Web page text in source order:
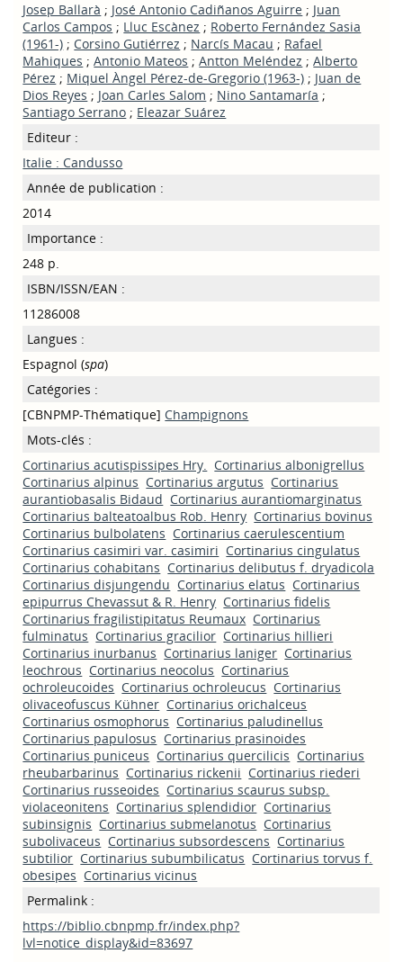
Josep Ballarà ; José Antonio Cadiñanos Aguirre ; Juan
Carlos Campos ; Lluc Escànez ; Roberto Fernández Sasia
(1961-) ; Corsino Gutiérrez ; Narcís Macau ; Rafael
Mahiques ;Antonio Mateos ;Antton Meléndez ;Alberto
Pérez ; Miquel Àngel Pérez-de-Gregorio (1963-) ; Juan de
Dios Reyes ; Joan Carles Salom ; Nino Santamaría ;
Santiago Serrano ; Eleazar Suárez
Editeur :
Italie : Candusso
Année de publication :
2014
Importance :
248 p.
ISBN/ISSN/EAN :
11286008
Langues :
Espagnol (spa)
Catégories :
[CBNPMP-Thématique] Champignons
Mots-clés :
Cortinarius acutispissipes Hry. Cortinarius albonigrellus
Cortinarius alpinus Cortinarius argutus Cortinarius
aurantiobasalis Bidaud Cortinarius aurantiomarginatus
Cortinarius balteatoalbus Rob. Henry Cortinarius bovinus
Cortinarius bulbolatens Cortinarius caerulescentium
Cortinarius casimiri var. casimiri Cortinarius cingulatus
Cortinarius cohabitans Cortinarius delibutus f. dryadicola
Cortinarius disjungendu Cortinarius elatus Cortinarius
epipurrus Chevassut & R. Henry Cortinarius fidelis
Cortinarius fragilistipitatus Reumaux Cortinarius
fulminatus Cortinarius gracilior Cortinarius hillieri
Cortinarius inurbanus Cortinarius laniger Cortinarius
leochrous Cortinarius neocolus Cortinarius
ochroleucoides Cortinarius ochroleucus Cortinarius
olivaceofuscus Kühner Cortinarius orichalceus
Cortinarius osmophorus Cortinarius paludinellus
Cortinarius papulosus Cortinarius prasinoides
Cortinarius puniceus Cortinarius quercilicis Cortinarius
rheubarbarinus Cortinarius rickenii Cortinarius riederi
Cortinarius russeoides Cortinarius scaurus subsp.
violaceonitens Cortinarius splendidior Cortinarius
subinsignis Cortinarius submelanotus Cortinarius
subolivaceus Cortinarius subsordescens Cortinarius
subtilior Cortinarius subumbilicatus Cortinarius torvus f.
obesipes Cortinarius vicinus
Permalink :
https://biblio.cbnpmp.fr/index.php?
lvl=notice_display&id=83697